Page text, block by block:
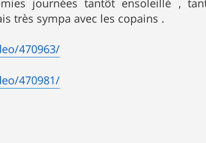
journées tantôt ensoleillé ,
très sympa avec les copains .
470963/
470981/